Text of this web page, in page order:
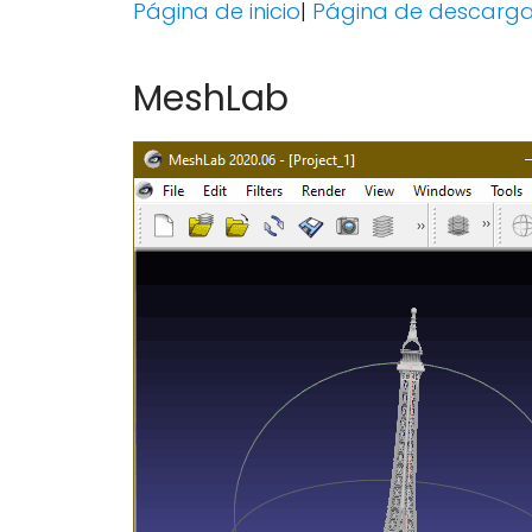
Página de inicio| Página de
MeshLab